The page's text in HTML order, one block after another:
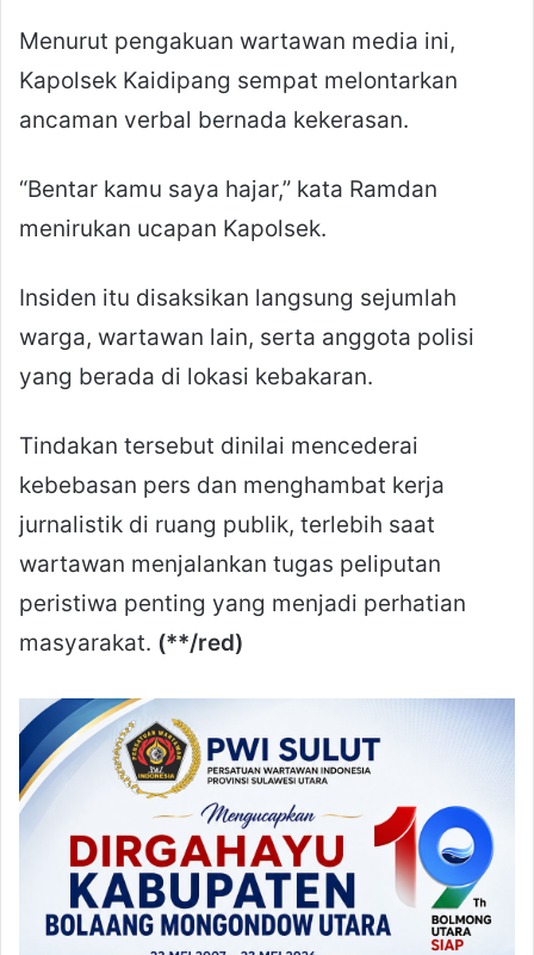
Menurut pengakuan wartawan media ini,
Kapolsek Kaidipang sempat melontarkan
ancaman verbal bernada kekerasan.
“Bentar kamu saya hajar,” kata Ramdan
menirukan ucapan Kapolsek.
Insiden itu disaksikan langsung sejumlah
warga, wartawan lain, serta anggota polisi
yang berada di lokasi kebakaran.
Tindakan tersebut dinilai mencederai
kebebasan pers dan menghambat kerja
jurnalistik di ruang publik, terlebih saat
wartawan menjalankan tugas peliputan
peristiwa penting yang menjadi perhatian
masyarakat. (**/red)